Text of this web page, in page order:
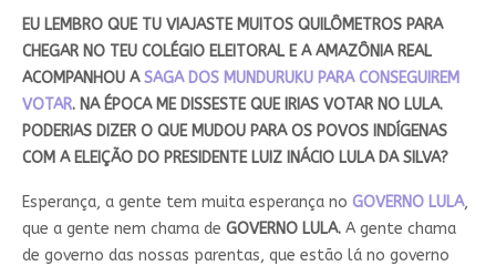
EU LEMBRO QUE TU VIAJASTE MUITOS QUILÔMETROS PARA
CHEGAR NO TEU COLÉGIO ELEITORAL E A AMAZÔNIA REAL
ACOMPANHOU ASAGA DOS MUNDURUKU PARA CONSEGUIREM
VOTAR. NA ÉPOCA ME DISSESTE QUE IRIAS VOTAR NO LULA.
PODERIAS DIZER O QUE MUDOU PARA OS POVOS INDÍGENAS
COM A ELEIÇÃO DO PRESIDENTE LUIZ INÁCIO LULA DA SILVA?
Esperança, a gente tem muita esperança no GOVERNO LULA,
que a gente nem chama de GOVERNO LULA.A gente chama
de governo das nossas parentas, que estão lá no governo